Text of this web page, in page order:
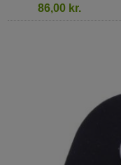
86,00 kr.